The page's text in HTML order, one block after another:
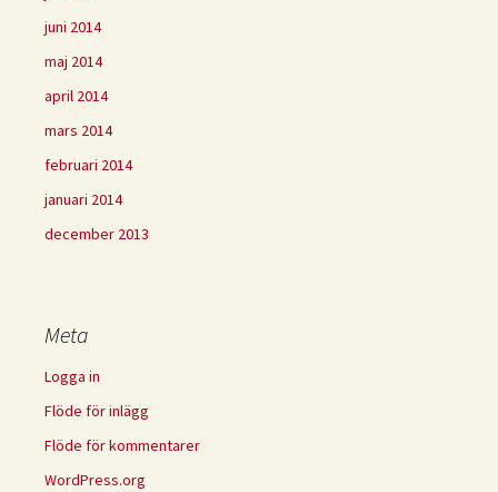
juni 2014
maj 2014
april 2014
mars 2014
februari 2014
januari 2014
december 2013
Meta
Logga in
Flöde för inlägg
Flöde för kommentarer
WordPress.org